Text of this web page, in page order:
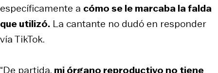
específicamente a cómo se le marcaba la falda
que utilizó. La cantante no dudó en responder
vía TikTok.
“De partida, mi órgano reproductivo no tiene